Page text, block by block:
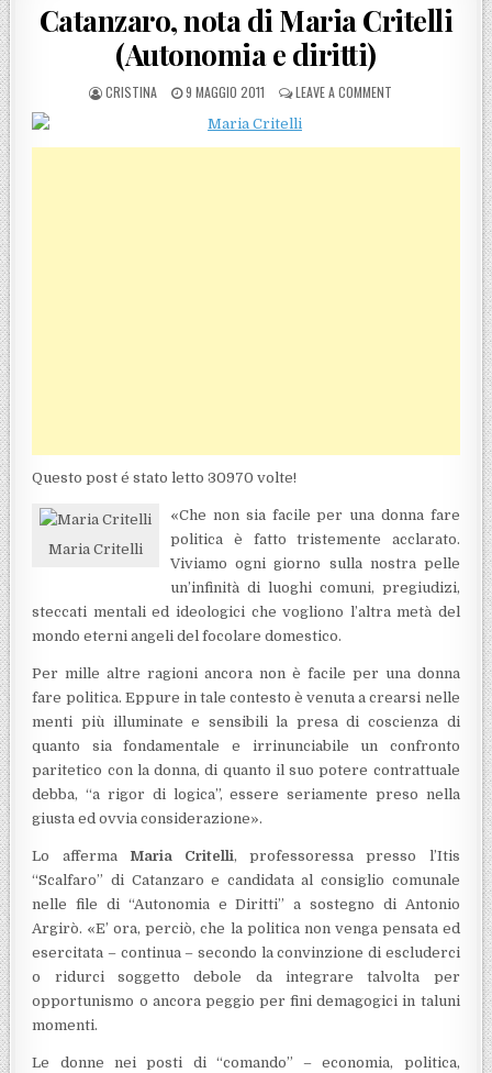
Catanzaro, nota di Maria Critelli
(Autonomia e diritti)
POSTED BY
CRISTINA POSTED ON
9 MAGGIO 2011 LEAVE A COMMENT ON CATANZARO,
Questo post é stato letto 30970 volte!
Maria Critelli
«Che non sia facile per una donna fare
politica è fatto tristemente acclarato.
Viviamo ogni giorno sulla nostra pelle
un’infinità di luoghi comuni, pregiudizi,
steccati mentali ed ideologici che vogliono l’altra metà del
mondo eterni angeli del focolare domestico.
Per mille altre ragioni ancora non è facile per una donna
fare politica. Eppure in tale contesto è venuta a crearsi nelle
menti più illuminate e sensibili la presa di coscienza di
quanto sia fondamentale e irrinunciabile un confronto
paritetico con la donna, di quanto il suo potere contrattuale
debba, “a rigor di logica”, essere seriamente preso nella
giusta ed ovvia considerazione».
Lo afferma Maria Critelli, professoressa presso l’Itis
“Scalfaro” di Catanzaro e candidata al consiglio comunale
nelle file di “Autonomia e Diritti” a sostegno di Antonio
Argirò. «E’ ora, perciò, che la politica non venga pensata ed
esercitata – continua – secondo la convinzione di escluderci
o ridurci soggetto debole da integrare talvolta per
opportunismo o ancora peggio per fini demagogici in taluni
momenti.
Le donne nei posti di “comando” – economia, politica,